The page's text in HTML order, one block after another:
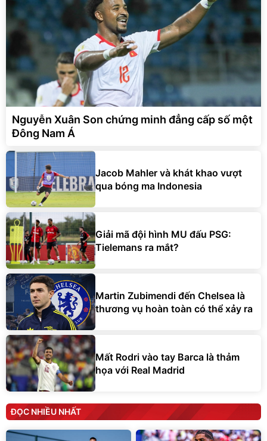
Nguyễn Xuân Son chứng minh đẳng cấp số một
Đông Nam Á
Jacob Mahler và khát khao vượt
qua bóng ma Indonesia
Giải mã đội hình MU đấu PSG:
Tielemans ra mắt?
Martin Zubimendi đến Chelsea là
thương vụ hoàn toàn có thể xảy ra
Mất Rodri vào tay Barca là thảm
họa với Real Madrid
ĐỌC NHIỀU NHẤT